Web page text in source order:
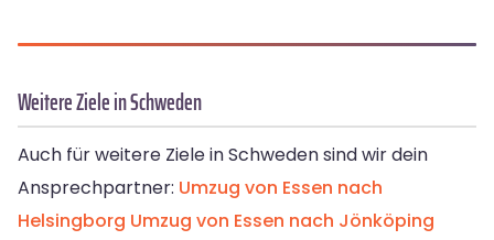
Weitere Ziele in Schweden
Auch für weitere Ziele in Schweden sind wir dein
Ansprechpartner: Umzug von Essen nach
Helsingborg Umzug von Essen nach Jönköping